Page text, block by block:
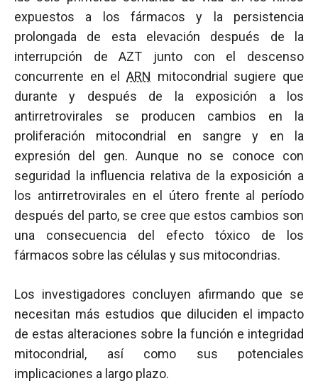
expuestos a los fármacos y la persistencia
prolongada de esta elevación después de la
interrupción de AZT junto con el descenso
concurrente en el ARN mitocondrial sugiere que
durante y después de la exposición a los
antirretrovirales se producen cambios en la
proliferación mitocondrial en sangre y en la
expresión del gen. Aunque no se conoce con
seguridad la influencia relativa de la exposición a
los antirretrovirales en el útero frente al período
después del parto, se cree que estos cambios son
una consecuencia del efecto tóxico de los
fármacos sobre las células y sus mitocondrias.
Los investigadores concluyen afirmando que se
necesitan más estudios que diluciden el impacto
de estas alteraciones sobre la función e integridad
mitocondrial, así como sus potenciales
implicaciones a largo plazo.